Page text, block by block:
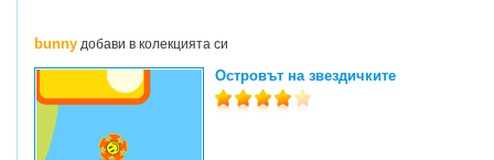
bunny добави в колекцията си
Островът на звездичките